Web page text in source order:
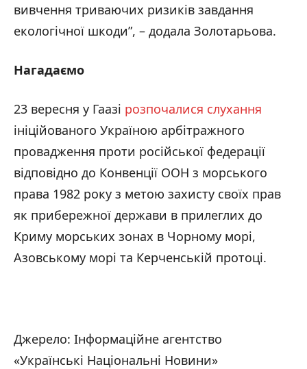
вивчення триваючих ризиків завдання
екологічної шкоди”, – додала Золотарьова.
Нагадаємо
23 вересня у Гаазі розпочалися слухання
ініційованого Україною арбітражного
провадження проти російської федерації
відповідно до Конвенції ООН з морського
права 1982 року з метою захисту своїх прав
як прибережної держави в прилеглих до
Криму морських зонах в Чорному морі,
Азовському морі та Керченській протоці.
Джерело: Інформаційне агентство
«Українські Національні Новини»